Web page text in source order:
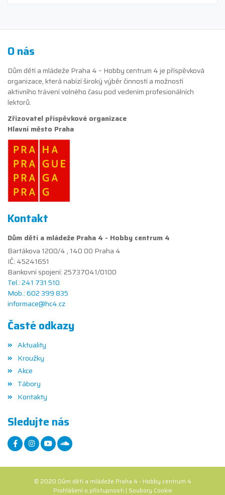
O nás
Dům dětí a mládeže Praha 4 – Hobby centrum 4 je příspěvková
organizace, která nabízí široký výběr činností a možností
aktivního trávení volného času pod vedením profesionálních
lektorů.
Zřizovatel příspěvkové organizace
Hlavní město Praha
Kontakt
Dům dětí a mládeže Praha 4 - Hobby centrum 4
Bartákova 1200/4 , 140 00 Praha 4
IČ: 45241651
Bankovní spojení: 25737041/0100
Tel.: 241 731 510
Mob.: 602 399 835
informace@hc4.cz
Časté odkazy
Aktuality
Kroužky
Akce
Tábory
Kontakty
Sledujte nás
© 2020 Dům dětí a mládeže Praha 4 - Hobby centrum 4
Prohlášení o přístupnosti | Soubory Cookie